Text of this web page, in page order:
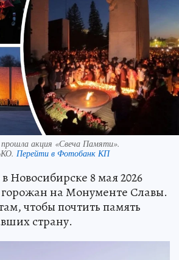
акция «Свеча Памяти».
Перейти в Фотобанк КП
Новосибирске 8 мая 2026
горожан на Монументе Славы.
чтобы почтить память
страну.